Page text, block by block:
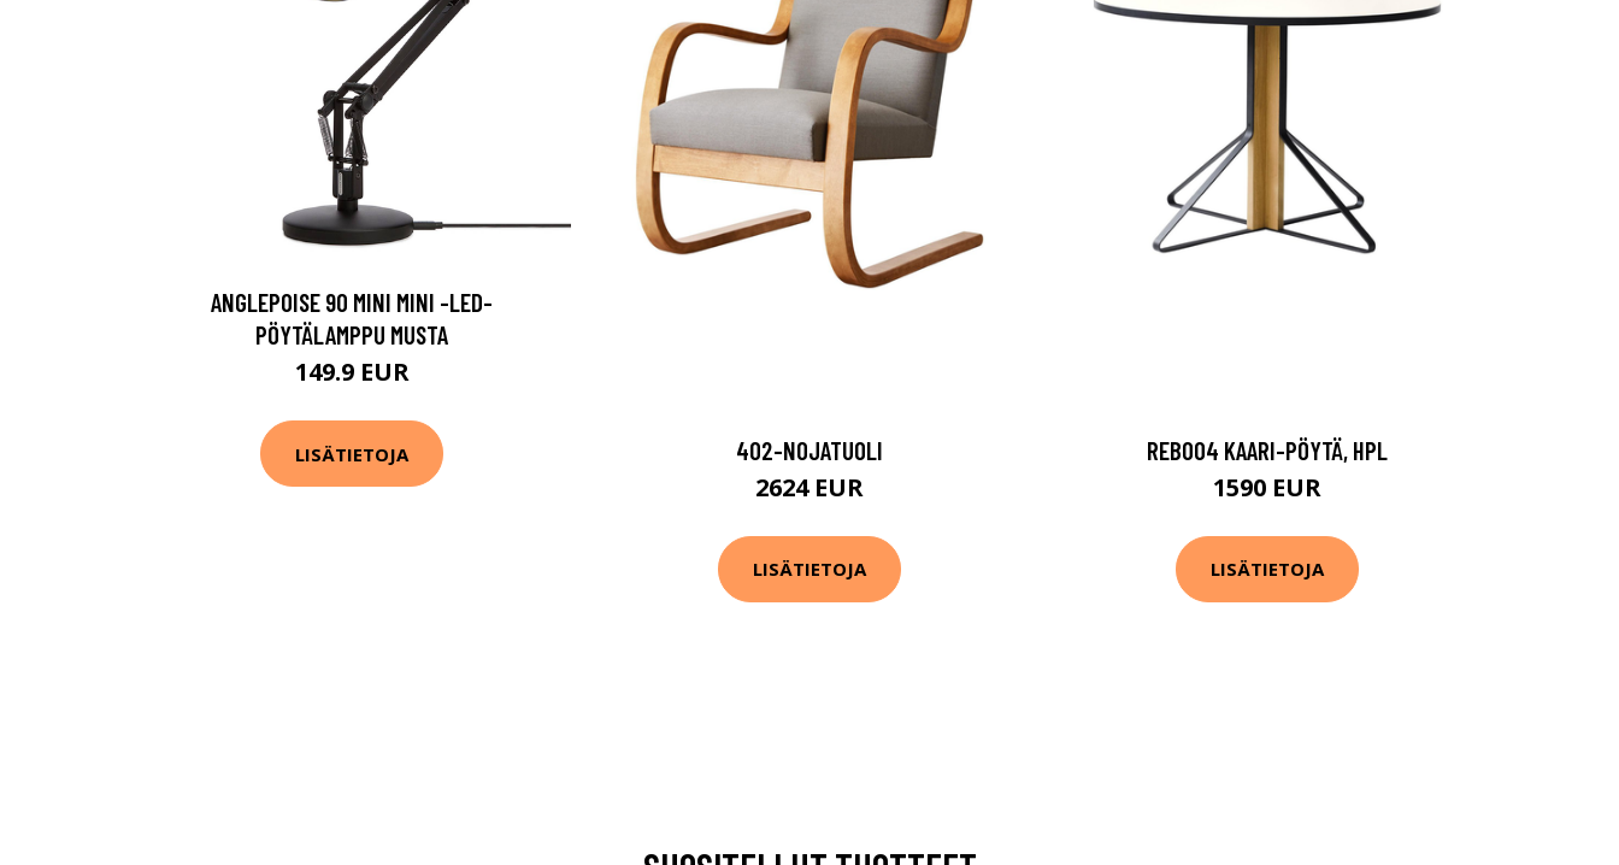
ANGLEPOISE 90 MINI MINI -LED-
PÖYTÄLAMPPU MUSTA
149.9 EUR
LISÄTIETOJA 402-NOJATUOLI
2624 EUR
LISÄTIETOJA
REB004 KAARI-PÖYTÄ, HPL
1590 EUR
LISÄTIETOJA